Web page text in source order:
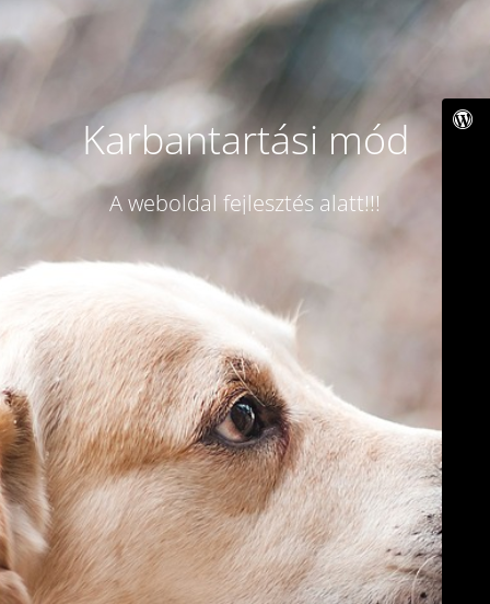
Karbantartási mód
A weboldal fejlesztés alatt!!!